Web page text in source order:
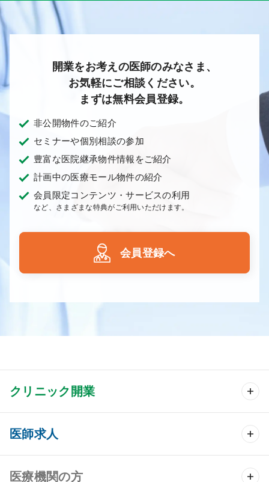
開業をお考えの医師のみなさま、
お気軽にご相談ください。
まずは無料会員登録。
非公開物件のご紹介
セミナーや個別相談の参加
豊富な医院継承物件情報をご紹介
計画中の医療モール物件の紹介
会員限定コンテンツ・サービスの利用
など、さまざまな特典がご利用いただけます。
会員登録へ
クリニック開業
クリニック開業 TOP
クリニック物件検索
医師求人
医師求人 TOP
医療機関の方